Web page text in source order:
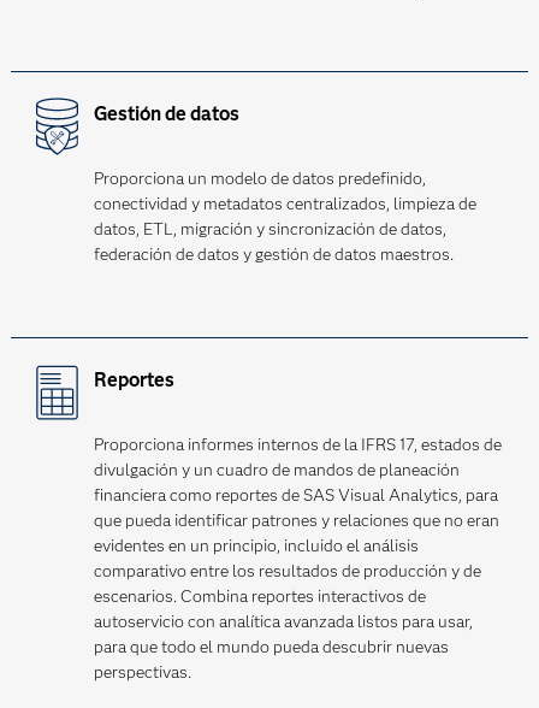
Gestión de datos
Proporciona un modelo de datos predefinido,
conectividad y metadatos centralizados, limpieza de
datos, ETL, migración y sincronización de datos,
federación de datos y gestión de datos maestros.
Reportes
Proporciona informes internos de la IFRS 17, estados de
divulgación y un cuadro de mandos de planeación
financiera como reportes de SAS Visual Analytics, para
que pueda identificar patrones y relaciones que no eran
evidentes en un principio, incluido el análisis
comparativo entre los resultados de producción y de
escenarios. Combina reportes interactivos de
autoservicio con analítica avanzada listos para usar,
para que todo el mundo pueda descubrir nuevas
perspectivas.